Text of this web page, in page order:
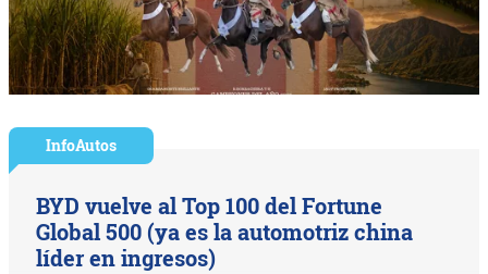
InfoAutos
BYD vuelve al Top 100 del Fortune
Global 500 (ya es la automotriz china
líder en ingresos)